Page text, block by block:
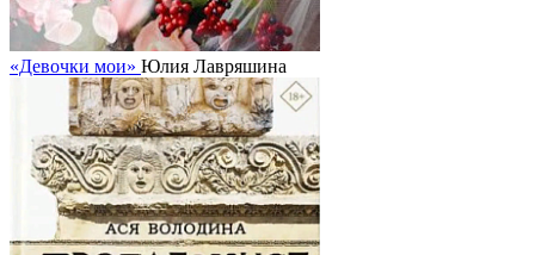
«Девочки мои» Юлия Лавряшина